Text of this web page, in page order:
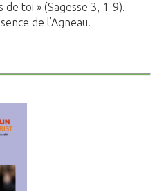
de toi » (Sagesse 3, 1-9).
de l’Agneau.